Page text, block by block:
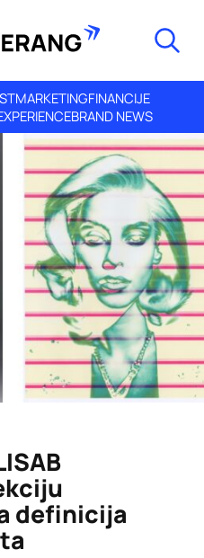
MARKETINGFINANCIJE
BRAND NEWS
definicija